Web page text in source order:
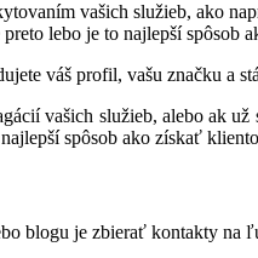
vašich služieb, ako
lebo je to najlepší spôsob
váš profil, vašu značku a
vašich služieb, alebo ak
spôsob ako získať
blogu je zbierať kontakty na